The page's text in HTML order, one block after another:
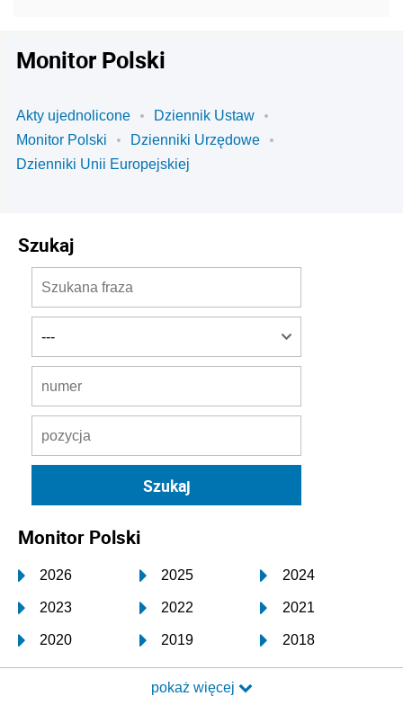
Monitor Polski
Akty ujednolicone
Dziennik Ustaw
Monitor Polski
Dzienniki Urzędowe
Dzienniki Unii Europejskiej
Szukaj
Monitor Polski
2026 2025 2024
2023 2022 2021
2020 2019 2018
2017 2016 2015
pokaż więcej